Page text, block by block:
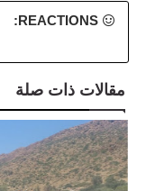
REACTIONS:
مقالات ذات صلة